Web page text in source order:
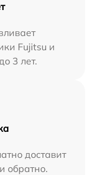
Fujitsu и
3 лет.
доставит
обратно.